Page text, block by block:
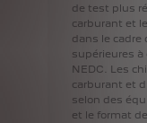
de test plus
carburant et
dans le cadre
supérieures à
NEDC. Les
carburant et
selon des
et le format